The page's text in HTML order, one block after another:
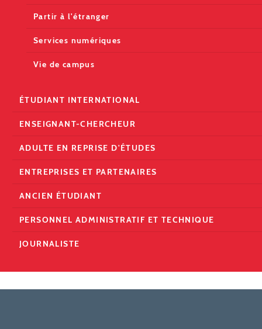
Partir à l'étranger
Services numériques
Vie de campus
ÉTUDIANT INTERNATIONAL
ENSEIGNANT-CHERCHEUR
ADULTE EN REPRISE D'ÉTUDES
ENTREPRISES ET PARTENAIRES
ANCIEN ÉTUDIANT
PERSONNEL ADMINISTRATIF ET TECHNIQUE
JOURNALISTE